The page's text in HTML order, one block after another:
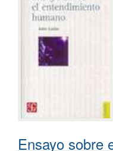
Ensayo sobre